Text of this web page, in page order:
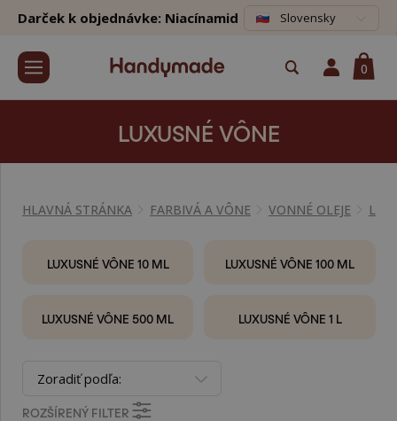
Darček k objednávke: Niacínamid Slovensky
0
LUXUSNÉ VÔNE
HLAVNÁ STRÁNKA FARBIVÁ A VÔNE VONNÉ OLEJE
LUXUSNÉ VÔNE 10 ML LUXUSNÉ VÔNE 100 ML
LUXUSNÉ VÔNE 500 ML LUXUSNÉ VÔNE 1 L
Zoradiť podľa:
ROZŠÍRENÝ FILTER